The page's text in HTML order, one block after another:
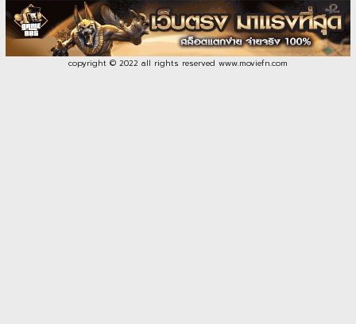
copyright © 2022 all rights reserved www.moviefn.com